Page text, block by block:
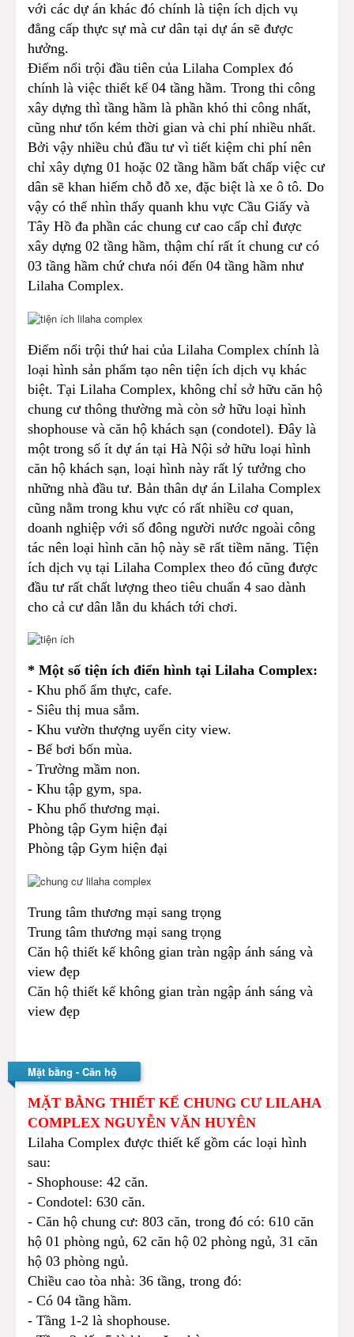
với các dự án khác đó chính là tiện ích dịch vụ
đẳng cấp thực sự mà cư dân tại dự án sẽ được
hưởng.
Điểm nổi trội đầu tiên của Lilaha Complex đó
chính là việc thiết kế 04 tầng hầm. Trong thi công
xây dựng thì tầng hầm là phần khó thi công nhất,
cũng như tốn kém thời gian và chi phí nhiều nhất.
Bởi vậy nhiều chủ đầu tư vì tiết kiệm chi phí nên
chỉ xây dựng 01 hoặc 02 tầng hầm bất chấp việc cư
dân sẽ khan hiếm chỗ đỗ xe, đặc biệt là xe ô tô. Do
vậy có thể nhìn thấy quanh khu vực Cầu Giấy và
Tây Hồ đa phần các chung cư cao cấp chỉ được
xây dựng 02 tầng hầm, thậm chí rất ít chung cư có
03 tầng hầm chứ chưa nói đến 04 tầng hầm như
Lilaha Complex.
Điểm nổi trội thứ hai của Lilaha Complex chính là
loại hình sản phẩm tạo nên tiện ích dịch vụ khác
biệt. Tại Lilaha Complex, không chỉ sở hữu căn hộ
chung cư thông thường mà còn sở hữu loại hình
shophouse và căn hộ khách sạn (condotel). Đây là
một trong số ít dự án tại Hà Nội sở hữu loại hình
căn hộ khách sạn, loại hình này rất lý tưởng cho
những nhà đầu tư. Bản thân dự án Lilaha Complex
cũng nằm trong khu vực có rất nhiều cơ quan,
doanh nghiệp với số đông người nước ngoài công
tác nên loại hình căn hộ này sẽ rất tiềm năng. Tiện
ích dịch vụ tại Lilaha Complex theo đó cũng được
đầu tư rất chất lượng theo tiêu chuẩn 4 sao dành
cho cả cư dân lẫn du khách tới chơi.
* Một số tiện ích điển hình tại Lilaha Complex:
- Khu phố ẩm thực, cafe.
- Siêu thị mua sắm.
- Khu vườn thượng uyển city view.
- Bể bơi bốn mùa.
- Trường mầm non.
- Khu tập gym, spa.
- Khu phố thương mại.
Phòng tập Gym hiện đại
Phòng tập Gym hiện đại
Trung tâm thương mại sang trọng
Trung tâm thương mại sang trọng
Căn hộ thiết kế không gian tràn ngập ánh sáng và
view đẹp
Căn hộ thiết kế không gian tràn ngập ánh sáng và
view đẹp
Mặt bằng - Căn hộ
MẶT BẰNG THIẾT KẾ CHUNG CƯ LILAHA
COMPLEX NGUYỄN VĂN HUYÊN
Lilaha Complex được thiết kế gồm các loại hình
sau:
- Shophouse: 42 căn.
- Condotel: 630 căn.
- Căn hộ chung cư: 803 căn, trong đó có: 610 căn
hộ 01 phòng ngủ, 62 căn hộ 02 phòng ngủ, 31 căn
hộ 03 phòng ngủ.
Chiều cao tòa nhà: 36 tầng, trong đó:
- Có 04 tầng hầm.
- Tầng 1-2 là shophouse.